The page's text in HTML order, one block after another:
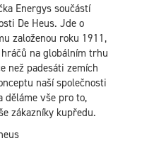
Energys součástí
De Heus. Jde o
založenou roku 1911,
na globálním trhu
než padesáti zemích
naší společnosti